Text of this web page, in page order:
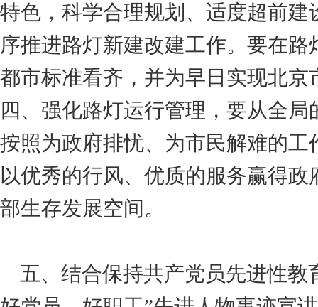
特色，科学合理规划、适度超前
序推进路灯新建改建工作。要在
都市标准看齐，并为早日实现北
四、强化路灯运行管理，要从全
按照为政府排忧、为市民解难的
以优秀的行风、优质的服务赢得
部生存发展空间。
五、结合保持共产党员先进性教